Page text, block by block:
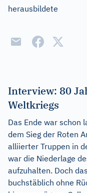
herausbildete
Interview: 80
Weltkriegs
Das Ende war schon
dem Sieg der Roten
alliierter Truppen in
war die Niederlage
aufzuhalten. Doch
buchstäblich ohne